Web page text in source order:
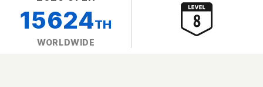
15624TH
WORLDWIDE